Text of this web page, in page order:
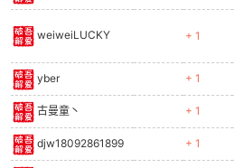
po
weiweiLUCKY + 1
yber + 1
古曼童丶 + 1
djw18092861899 + 1